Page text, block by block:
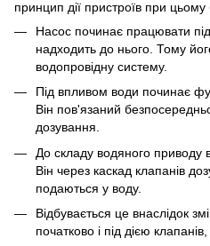
принцип дії пристроїв при
Насос починає працювати
надходить до нього. Тому
водопровідну систему.
Під впливом води починає
Він пов'язаний
дозування.
До складу водяного приводу
Він через каскад клапанів
подаються у воду.
Відбувається це внаслідок
початково і під дією